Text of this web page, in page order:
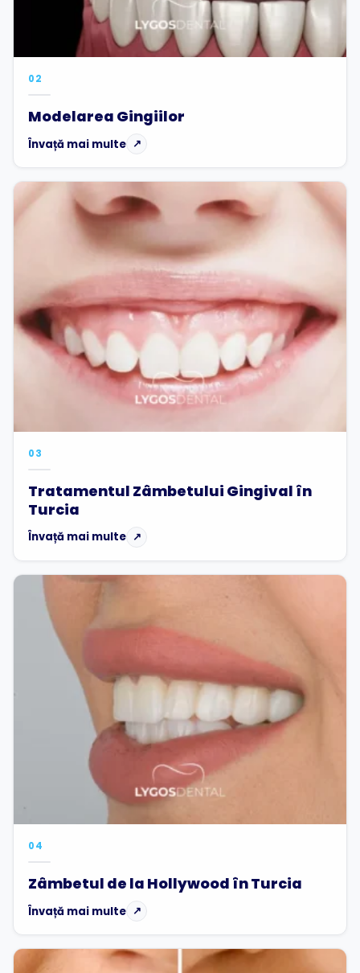
02
Modelarea Gingiilor
Învață mai multe ↗
03
Tratamentul Zâmbetului Gingival în
Turcia
Învață mai multe ↗
04
Zâmbetul de la Hollywood în Turcia
Învață mai multe ↗